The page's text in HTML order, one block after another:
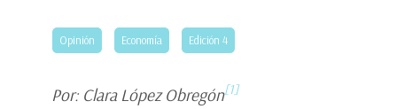
Opinión Economía Edición 4
Por: Clara López Obregón[1]